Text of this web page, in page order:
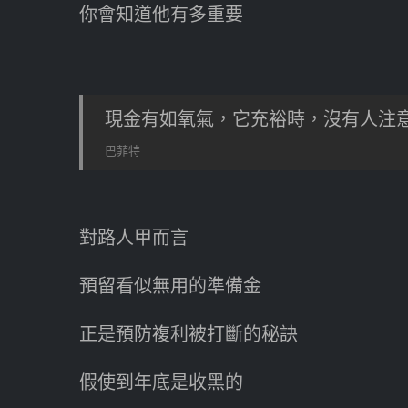
你會知道他有多重要
現金有如氧氣，它充裕時，沒有人注
巴菲特
對路人甲而言
預留看似無用的準備金
正是預防複利被打斷的秘訣
假使到年底是收黑的